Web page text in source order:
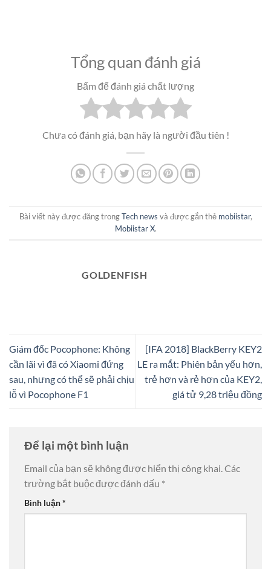
Tổng quan đánh giá
Bấm để đánh giá chất lượng
Chưa có đánh giá, bạn hãy là người đầu tiên !
Bài viết này được đăng trongTech news và được gắn thẻ mobiistar,
Mobiistar X.
GOLDENFISH
Giám đốc Pocophone: Không
cần lãi vì đã có Xiaomi đứng
sau, nhưng có thể sẽ phải chịu
lỗ vì Pocophone F1
[IFA 2018] BlackBerry KEY2
LE ra mắt: Phiên bản yếu hơn,
trẻ hơn và rẻ hơn của KEY2,
giá tử 9,28 triệu đồng
Để lại một bình luận
Email của bạn sẽ không được hiển thị công khai.Các
trường bắt buộc được đánh dấu *
Bình luận*